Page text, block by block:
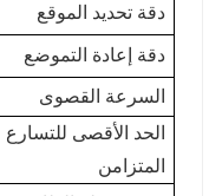
دقة تحديد الموقع
دقة إعادة التموضع
السرعة القصوى
الحد الأقصى للتسارع
المتزامن